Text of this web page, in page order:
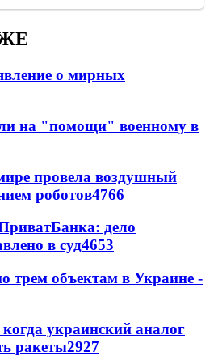
о мирных
на "помощи" военному в
провела воздушный
роботов4766
дело
в суд4653
трем объектам в Украине -
украинский аналог
ракеты2927